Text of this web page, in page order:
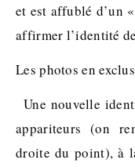
et est affublé d’un
affirmer l’identité
Les photos en
Une nouvelle
appariteurs (on
droite du point), à